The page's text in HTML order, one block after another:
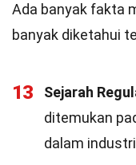
Ada banyak fakta
banyak diketahui
13 Sejarah
ditemukan
dalam